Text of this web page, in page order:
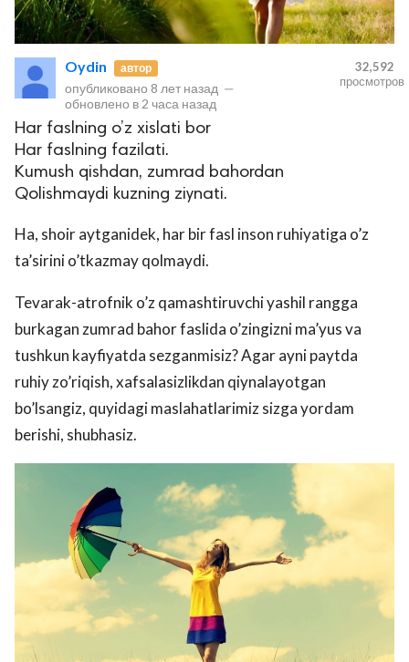
Oydin автор
опубликовано 8 лет назад —
обновлено в 2 часа назад
32,592
просмотров
Har faslning o’z xislati bor
Har faslning fazilati.
Kumush qishdan, zumrad bahordan
Qolishmaydi kuzning ziynati.
Ha, shoir aytganidek, har bir fasl inson ruhiyatiga o’z
ta’sirini o’tkazmay qolmaydi.
Tevarak-atrofnik o’z qamashtiruvchi yashil rangga
burkagan zumrad bahor faslida o’zingizni ma’yus va
tushkun kayfiyatda sezganmisiz? Agar ayni paytda
ruhiy zo’riqish, xafsalasizlikdan qiynalayotgan
bo’lsangiz, quyidagi maslahatlarimiz sizga yordam
berishi, shubhasiz.